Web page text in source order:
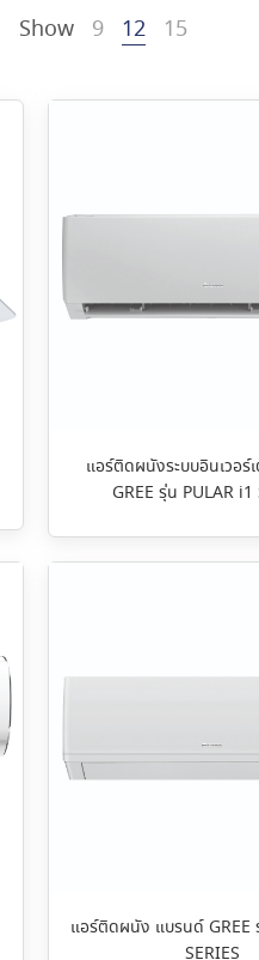
Show 9 12 15
แอร์ติดผนังระบบอินเวอร์
GREE รุ่น PULAR i1
แอร์ติดผนัง แบรนด์ GREE
SERIES